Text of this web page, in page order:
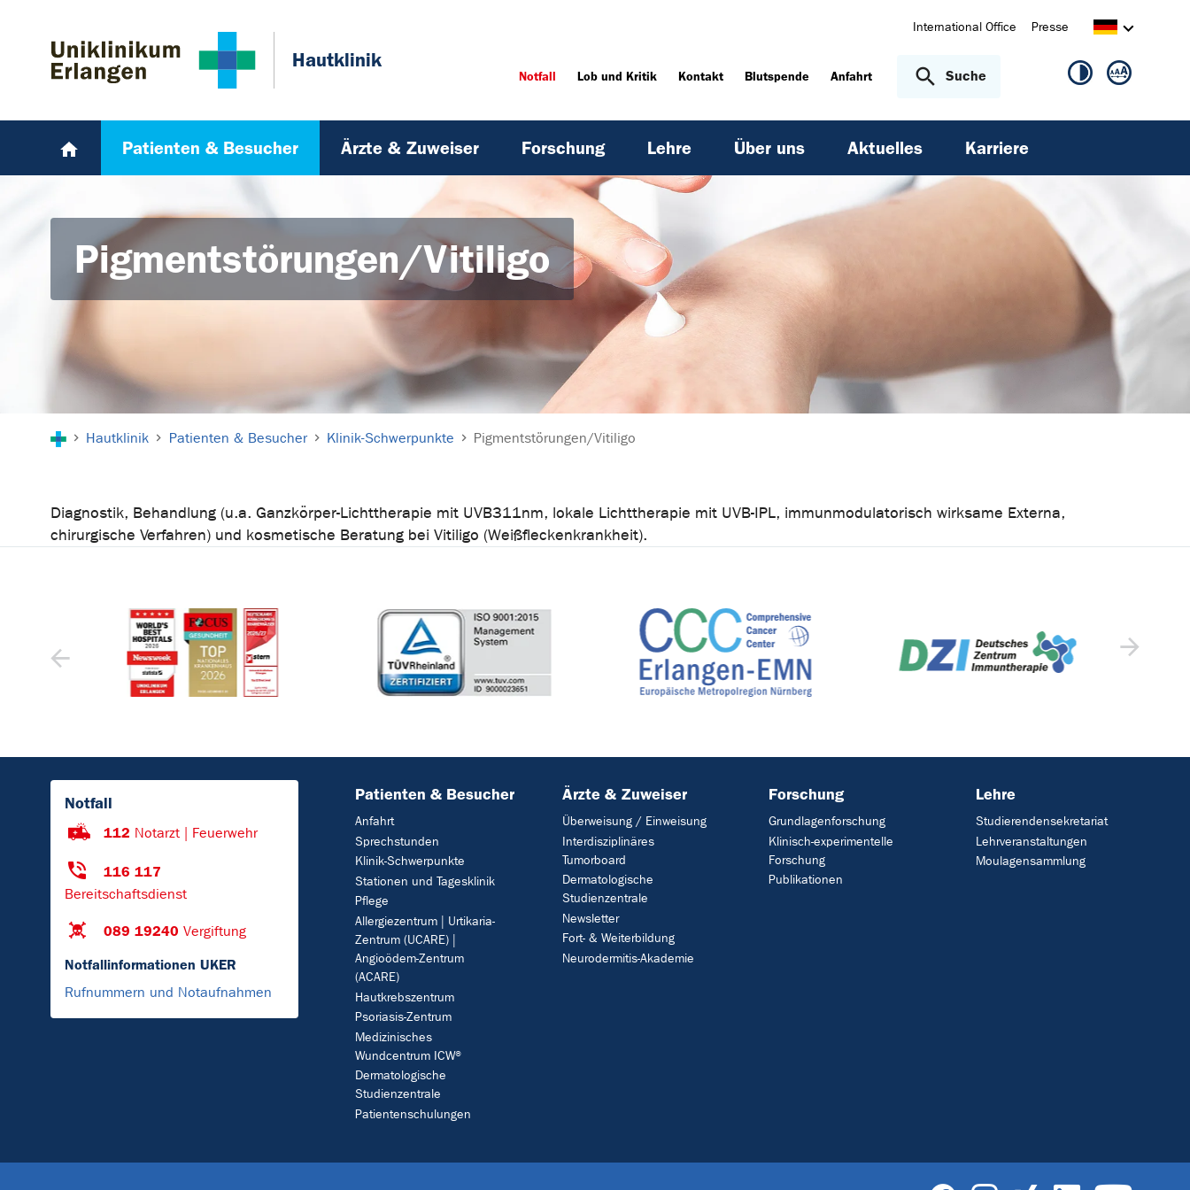
Hautklinik
International Office Presse
Notfall Lob und Kritik Kontakt Blutspende Anfahrt Suche
Patienten & Besucher Ärzte & Zuweiser Forschung Lehre Über uns Aktuelles Karriere
Pigmentstörungen/Vitiligo
Hautklinik Patienten & Besucher Klinik-Schwerpunkte Pigmentstörungen/Vitiligo
Diagnostik, Behandlung (u.a. Ganzkörper-Lichttherapie mit UVB311nm, lokale Lichttherapie mit UVB-IPL, immunmodulatorisch wirksame Externa,
chirurgische Verfahren) und kosmetische Beratung bei Vitiligo (Weißfleckenkrankheit).
Notfall
112 Notarzt | Feuerwehr
116 117
Bereitschaftsdienst
089 19240 Vergiftung
Notfallinformationen UKER
Rufnummern und Notaufnahmen
Patienten & Besucher
Anfahrt
Sprechstunden
Klinik-Schwerpunkte
Stationen und Tagesklinik
Pflege
Allergiezentrum | Urtikaria-
Zentrum (UCARE) |
Angioödem-Zentrum
(ACARE)
Hautkrebszentrum
Psoriasis-Zentrum
Medizinisches
Wundcentrum ICW®
Dermatologische
Studienzentrale
Patientenschulungen
Ärzte & Zuweiser
Überweisung / Einweisung
Interdisziplinäres
Tumorboard
Dermatologische
Studienzentrale
Newsletter
Fort- & Weiterbildung
Neurodermitis-Akademie
Forschung
Grundlagenforschung
Klinisch-experimentelle
Forschung
Publikationen
Lehre
Studierendensekretariat
Lehrveranstaltungen
Moulagensammlung